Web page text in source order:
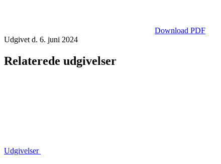
Download PDF
Udgivet d. 6. juni 2024
Relaterede udgivelser
Udgivelser